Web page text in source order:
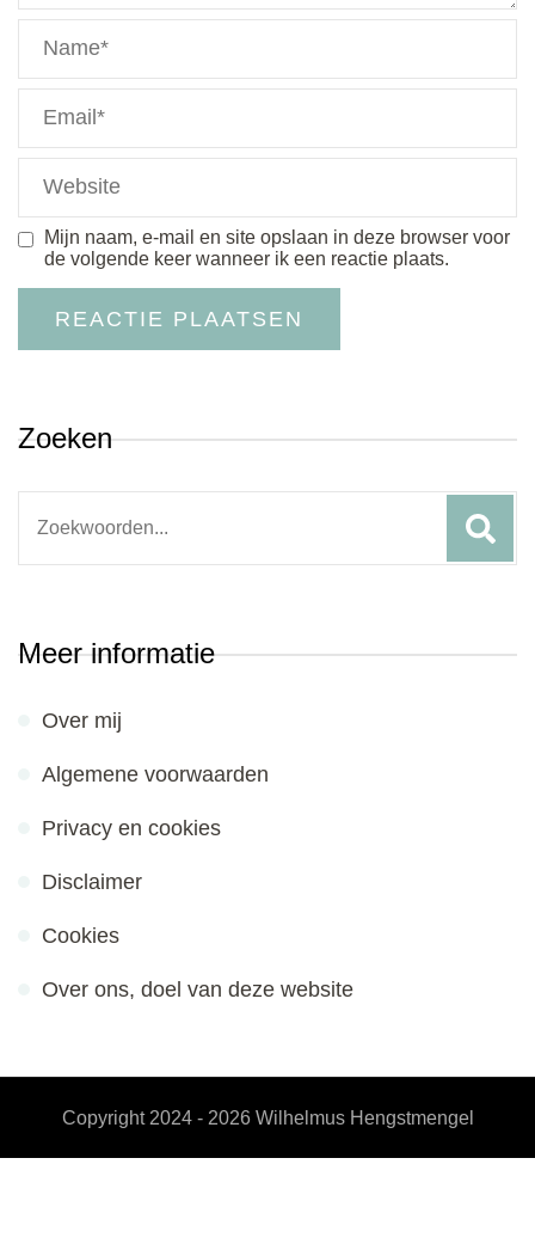
Mijn naam, e-mail en site opslaan in deze browser voor
de volgende keer wanneer ik een reactie plaats.
Zoeken
Meer informatie
Over mij
Algemene voorwaarden
Privacy en cookies
Disclaimer
Cookies
Over ons, doel van deze website
Copyright 2024 - 2026 Wilhelmus Hengstmengel